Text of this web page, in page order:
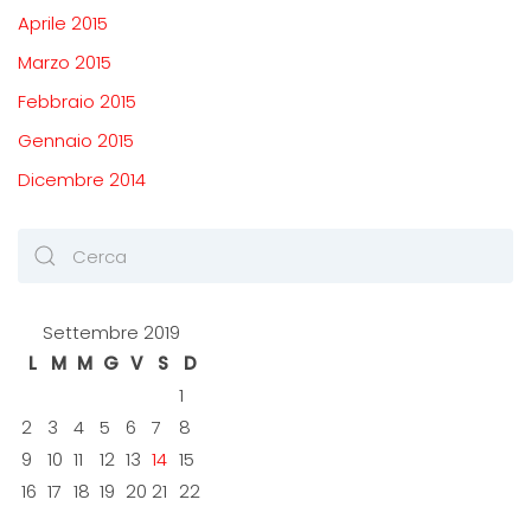
Aprile 2015
Marzo 2015
Febbraio 2015
Gennaio 2015
Dicembre 2014
Settembre 2019
L
M M G V S
D
1
2
3 4 5 6 7
8
9
10 11 12 13 14 15
16 17 18 19 20 21 22